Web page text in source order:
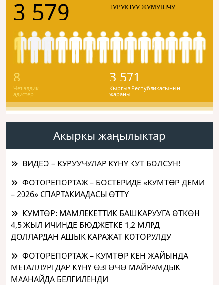
3 579 ТУРУКТУУ ЖУМУШЧУ
8
Чет элдик
адистер
3 571
Кыргыз Республикасынын
жараны
Акыркы жаңылыктар
ВИДЕО – КУРУУЧУЛАР КҮНҮ КУТ БОЛСУН!
ФОТОРЕПОРТАЖ – БОСТЕРИДЕ «КУМТӨР ДЕМИ
– 2026» СПАРТАКИАДАСЫ ӨТТҮ
КУМТӨР: МАМЛЕКЕТТИК БАШКАРУУГА ӨТКӨН
4,5 ЖЫЛ ИЧИНДЕ БЮДЖЕТКЕ 1,2 МЛРД
ДОЛЛАРДАН АШЫК КАРАЖАТ КОТОРУЛДУ
ФОТОРЕПОРТАЖ – КУМТӨР КЕН ЖАЙЫНДА
МЕТАЛЛУРГДАР КҮНҮ ӨЗГӨЧӨ МАЙРАМДЫК
МААНАЙДА БЕЛГИЛЕНДИ